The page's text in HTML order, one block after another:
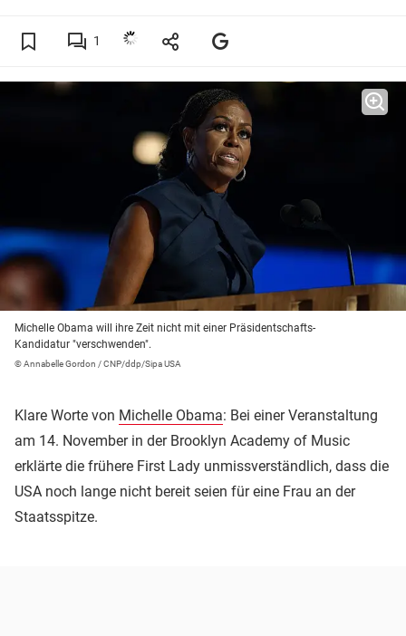
1
Michelle Obama will ihre Zeit nicht mit einer Präsidentschafts-
Kandidatur "verschwenden".
© Annabelle Gordon / CNP/ddp/Sipa USA
Klare Worte von Michelle Obama: Bei einer Veranstaltung
am 14. November in der Brooklyn Academy of Music
erklärte die frühere First Lady unmissverständlich, dass die
USA noch lange nicht bereit seien für eine Frau an der
Staatsspitze.